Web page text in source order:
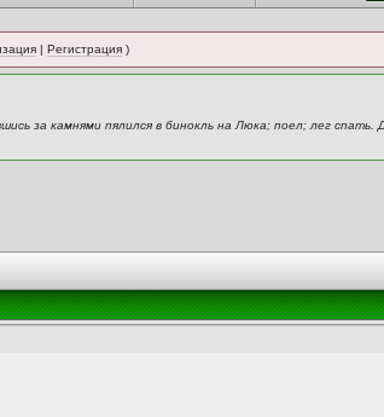
| Регистрация)
за камнями пялился в бинокль на Люка; поел; лег спать.